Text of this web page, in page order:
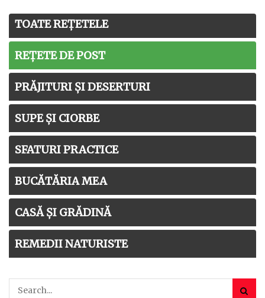
TOATE REȚETELE
REȚETE DE POST
PRĂJITURI ȘI DESERTURI
SUPE ȘI CIORBE
SFATURI PRACTICE
BUCĂTĂRIA MEA
CASĂ ȘI GRĂDINĂ
REMEDII NATURISTE